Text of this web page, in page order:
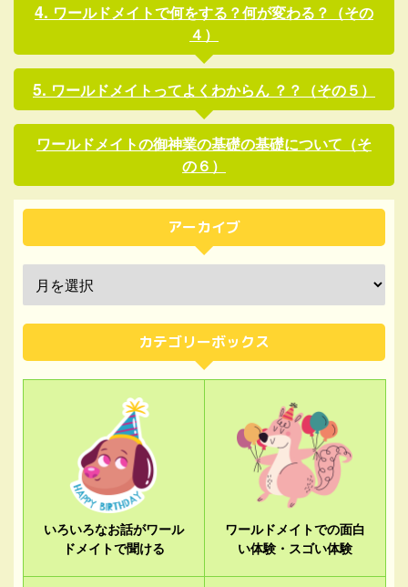
ワールドメイトで何をする？何が変わる？（その
４）
ワールドメイトってよくわからん ？？（その５）
ワールドメイトの御神業の基礎の基礎について（そ
の６）
アーカイブ
カテゴリーボックス
いろいろなお話がワール
ドメイトで聞ける
ワールドメイトでの面白
い体験・スゴい体験